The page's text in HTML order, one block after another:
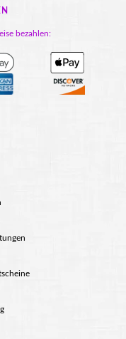
bezahlen: